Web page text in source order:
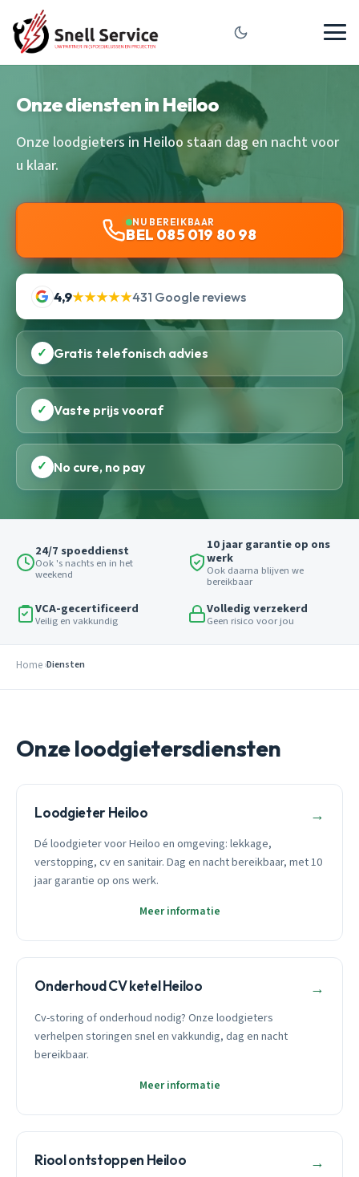
Onze diensten in Heiloo
Onze loodgieters in Heiloo staan dag en nacht voor
u klaar.
NU BEREIKBAAR
BEL 085 019 80 98
4,9★★★★★431 Google reviews
✓ Gratis telefonisch advies
✓ Vaste prijs vooraf
✓ No cure, no pay
24/7 spoeddienst
Ook 's nachts en in het
weekend
10 jaar garantie op ons
werk
Ook daarna blijven we
bereikbaar
VCA-gecertificeerd
Veilig en vakkundig
Volledig verzekerd
Geen risico voor jou
Home Diensten
Onze loodgietersdiensten
Loodgieter Heiloo →
Dé loodgieter voor Heiloo en omgeving: lekkage,
verstopping, cv en sanitair. Dag en nacht bereikbaar, met 10
jaar garantie op ons werk.
Meer informatie
Onderhoud CV ketel Heiloo →
Cv-storing of onderhoud nodig? Onze loodgieters
verhelpen storingen snel en vakkundig, dag en nacht
bereikbaar.
Meer informatie
Riool ontstoppen Heiloo →